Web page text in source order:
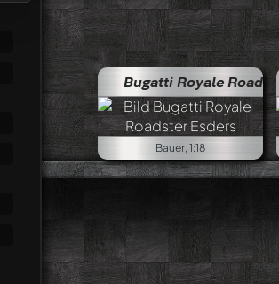
Bugatti Royale Roadster
Bauer, 1:18